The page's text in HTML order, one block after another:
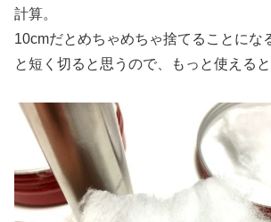
計算。
10cmだとめちゃめちゃ捨てることにな
と短く切ると思うので、もっと使えると